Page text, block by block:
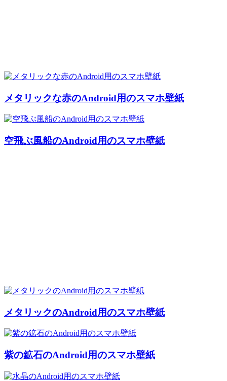
メタリックな赤のAndroid用のスマホ壁紙
空飛ぶ風船のAndroid用のスマホ壁紙
メタリックのAndroid用のスマホ壁紙
紫の鉱石のAndroid用のスマホ壁紙